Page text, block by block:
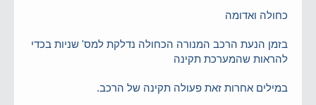
כחולה ואדומה
בזמן הנעת הרכב המנורה הכחולה נדלקת למס' שניות בכדי
להראות שהמערכת תקינה
במילים אחרות זאת פעולה תקינה של הרכב.